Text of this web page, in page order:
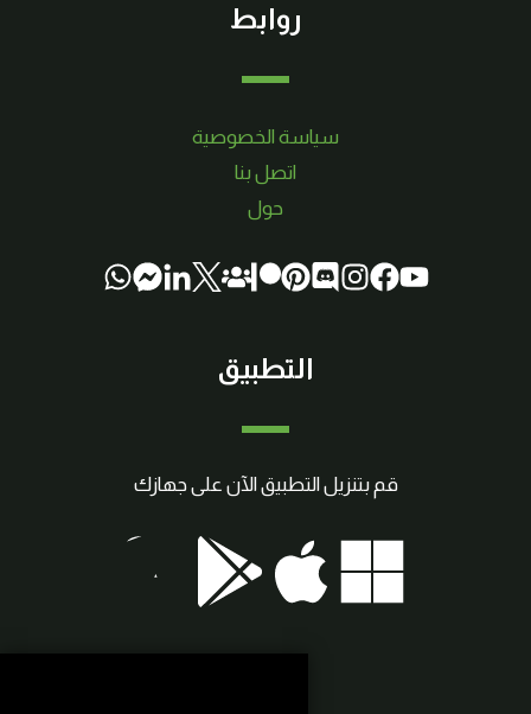
روابط
سياسة الخصوصية
اتصل بنا
حول
التطبيق
قم بتنزيل التطبيق الآن على جهازك